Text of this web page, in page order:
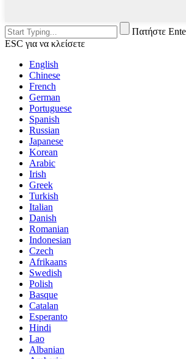
Πατήστε
ESC για να κλείσετε
English
Chinese
French
German
Portuguese
Spanish
Russian
Japanese
Korean
Arabic
Irish
Greek
Turkish
Italian
Danish
Romanian
Indonesian
Czech
Afrikaans
Swedish
Polish
Basque
Catalan
Esperanto
Hindi
Lao
Albanian